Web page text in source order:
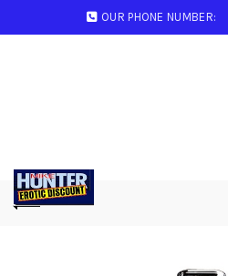
OUR PHONE NUMBER: